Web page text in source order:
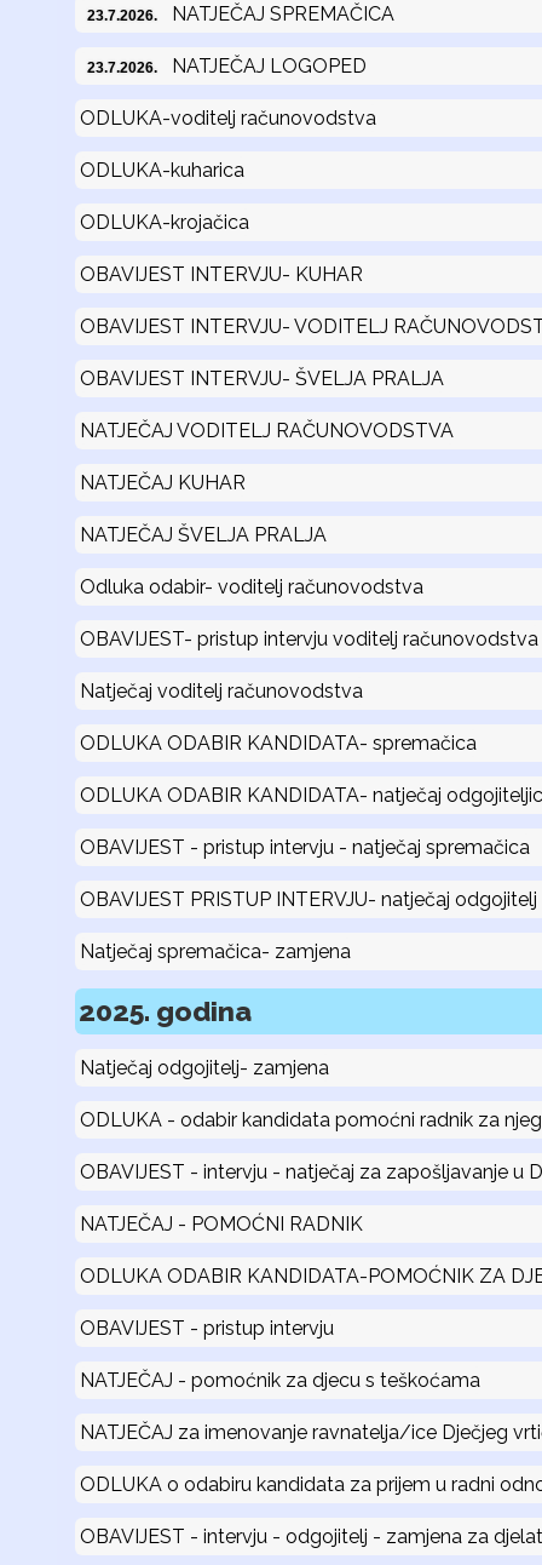
23.7.2026. NATJEČAJ SPREMAČICA
23.7.2026. NATJEČAJ LOGOPED
ODLUKA-voditelj računovodstva
ODLUKA-kuharica
ODLUKA-krojačica
OBAVIJEST INTERVJU- KUHAR
OBAVIJEST INTERVJU- VODITELJ
OBAVIJEST INTERVJU- ŠVELJA PRALJA
NATJEČAJ VODITELJ RAČUNOVODSTVA
NATJEČAJ KUHAR
NATJEČAJ ŠVELJA PRALJA
Odluka odabir- voditelj računovodstva
OBAVIJEST- pristup intervju voditelj računovodstva
Natječaj voditelj računovodstva
ODLUKA ODABIR KANDIDATA- spremačica
ODLUKA ODABIR KANDIDATA- natječaj
OBAVIJEST - pristup intervju - natječaj spremačica
OBAVIJEST PRISTUP INTERVJU- natječaj
Natječaj spremačica- zamjena
2025. godina
Natječaj odgojitelj- zamjena
ODLUKA - odabir kandidata pomoćni radnik za
OBAVIJEST - intervju - natječaj za zapošljavanje u
NATJEČAJ - POMOĆNI RADNIK
ODLUKA ODABIR KANDIDATA-POMOĆNIK ZA
OBAVIJEST - pristup intervju
NATJEČAJ - pomoćnik za djecu s teškoćama
NATJEČAJ za imenovanje ravnatelja/ice Dječjeg
ODLUKA o odabiru kandidata za prijem u radni
OBAVIJEST - intervju - odgojitelj - zamjena za